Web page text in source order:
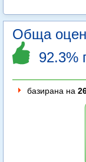
Обща
92.3%
базирана на